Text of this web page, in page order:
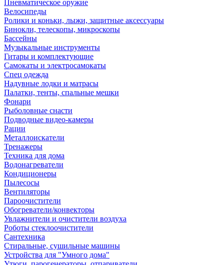
Пневматическое оружие
Велосипеды
Ролики и коньки, лыжи, защитные аксессуары
Бинокли, телескопы, микроскопы
Бассейны
Музыкальные инструменты
Гитары и комплектующие
Самокаты и электросамокаты
Спец одежда
Надувные лодки и матрасы
Палатки, тенты, спальные мешки
Фонари
Рыболовные снасти
Подводные видео-камеры
Рации
Металлоискатели
Тренажеры
Техника для дома
Водонагреватели
Кондиционеры
Пылесосы
Вентиляторы
Пароочистители
Обогреватели/конвекторы
Увлажнители и очистители воздуха
Роботы стеклоочистители
Сантехника
Стиральные, сушильные машины
Устройства для "Умного дома"